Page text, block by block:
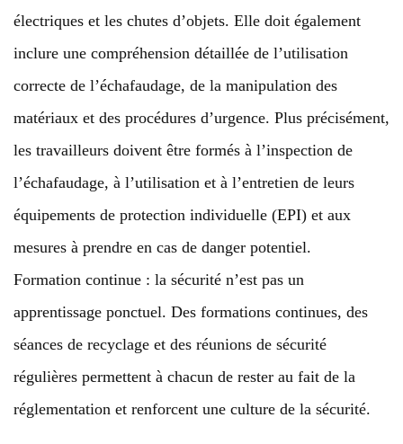
électriques et les chutes d’objets. Elle doit également
inclure une compréhension détaillée de l’utilisation
correcte de l’échafaudage, de la manipulation des
matériaux et des procédures d’urgence. Plus précisément,
les travailleurs doivent être formés à l’inspection de
l’échafaudage, à l’utilisation et à l’entretien de leurs
équipements de protection individuelle (EPI) et aux
mesures à prendre en cas de danger potentiel.
Formation continue : la sécurité n’est pas un
apprentissage ponctuel. Des formations continues, des
séances de recyclage et des réunions de sécurité
régulières permettent à chacun de rester au fait de la
réglementation et renforcent une culture de la sécurité.